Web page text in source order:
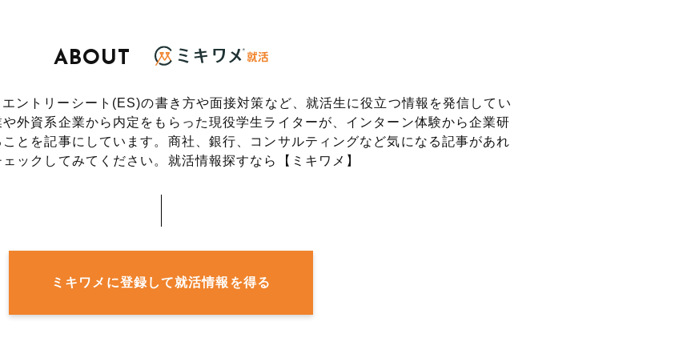
ABOUT
ントリーシート(ES)の書き方や面接対策など、就活生に役立つ情報を発信してい
や外資系企業から内定をもらった現役学生ライターが、インターン体験から企業研
とを記事にしています。 商社、銀行、コンサルティングなど気になる記事があれ
ックしてみてください。 就活情報探すなら【ミキワメ】
ミキワメに登録して就活情報を得る